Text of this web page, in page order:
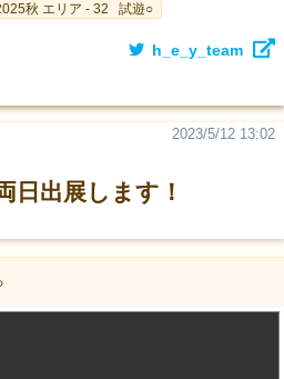
秋 エリア - 32 試遊○
h_e_y_team
日出展します！
2023/5/12 13:02